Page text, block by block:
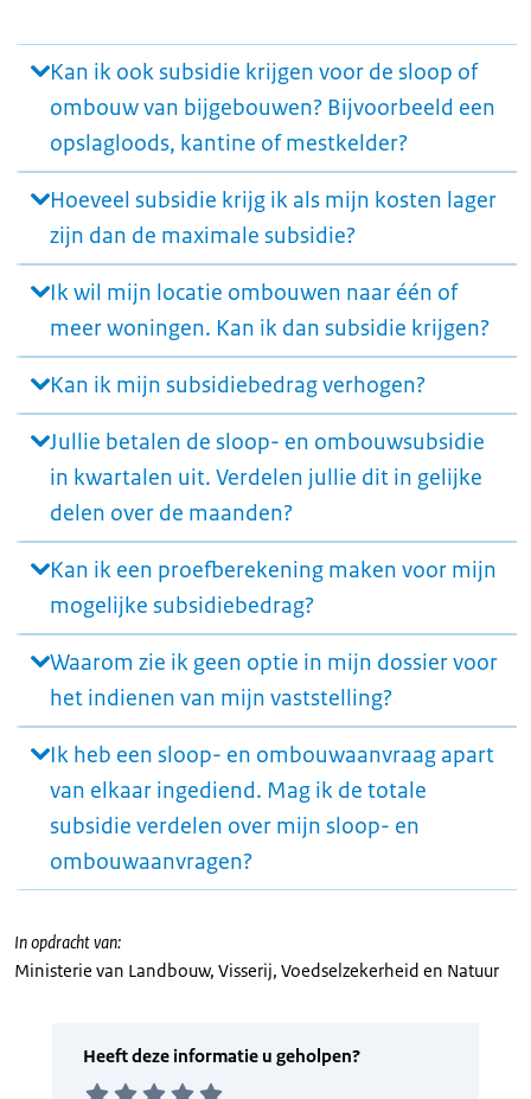
Kan ik ook subsidie krijgen voor de sloop of
ombouw van bijgebouwen? Bijvoorbeeld een
opslagloods, kantine of mestkelder?
Hoeveel subsidie krijg ik als mijn kosten lager
zijn dan de maximale subsidie?
Ik wil mijn locatie ombouwen naar één of
meer woningen. Kan ik dan subsidie krijgen?
Kan ik mijn subsidiebedrag verhogen?
Jullie betalen de sloop- en ombouwsubsidie
in kwartalen uit. Verdelen jullie dit in gelijke
delen over de maanden?
Kan ik een proefberekening maken voor mijn
mogelijke subsidiebedrag?
Waarom zie ik geen optie in mijn dossier voor
het indienen van mijn vaststelling?
Ik heb een sloop- en ombouwaanvraag apart
van elkaar ingediend. Mag ik de totale
subsidie verdelen over mijn sloop- en
ombouwaanvragen?
In opdracht van:
Ministerie van Landbouw, Visserij, Voedselzekerheid en Natuur